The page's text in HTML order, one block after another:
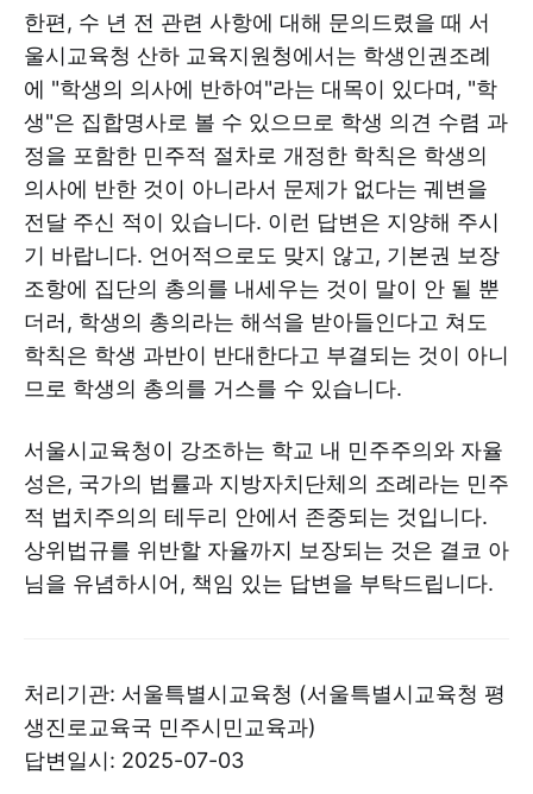
한편, 수 년 전 관련 사항에 대해 문의드렸을 때 서
울시교육청 산하 교육지원청에서는 학생인권조례
에 "학생의 의사에 반하여"라는 대목이 있다며, "학
생"은 집합명사로 볼 수 있으므로 학생 의견 수렴 과
정을 포함한 민주적 절차로 개정한 학칙은 학생의
의사에 반한 것이 아니라서 문제가 없다는 궤변을
전달 주신 적이 있습니다. 이런 답변은 지양해 주시
기 바랍니다. 언어적으로도 맞지 않고, 기본권 보장
조항에 집단의 총의를 내세우는 것이 말이 안 될 뿐
더러, 학생의 총의라는 해석을 받아들인다고 쳐도
학칙은 학생 과반이 반대한다고 부결되는 것이 아니
므로 학생의 총의를 거스를 수 있습니다.
서울시교육청이 강조하는 학교 내 민주주의와 자율
성은, 국가의 법률과 지방자치단체의 조례라는 민주
적 법치주의의 테두리 안에서 존중되는 것입니다.
상위법규를 위반할 자율까지 보장되는 것은 결코 아
님을 유념하시어, 책임 있는 답변을 부탁드립니다.
처리기관: 서울특별시교육청 (서울특별시교육청 평
생진로교육국 민주시민교육과)
답변일시: 2025-07-03